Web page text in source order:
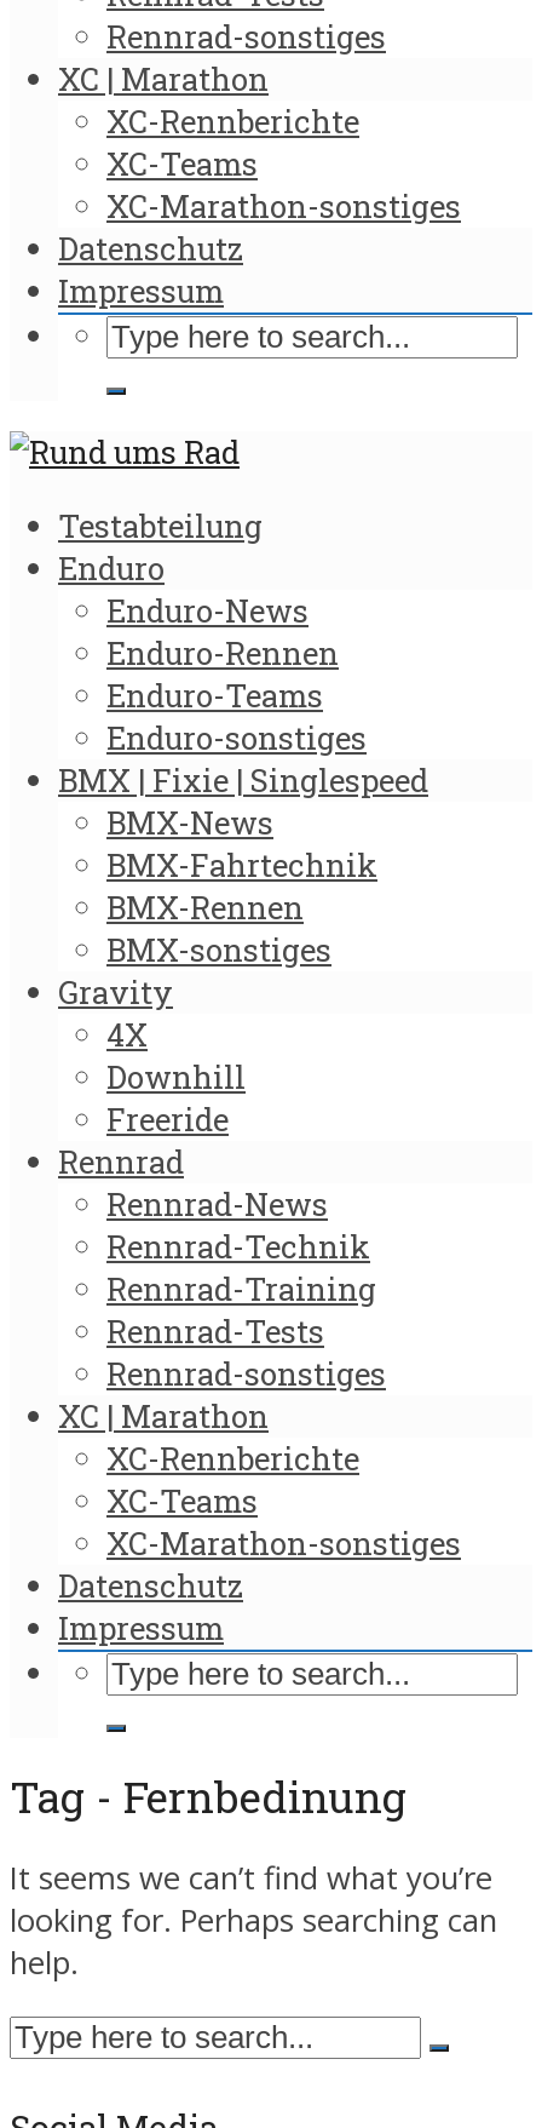
Rennrad-sonstiges
XC | Marathon
XC-Rennberichte
XC-Teams
XC-Marathon-sonstiges
Datenschutz
Impressum
Testabteilung
Enduro
Enduro-News
Enduro-Rennen
Enduro-Teams
Enduro-sonstiges
BMX | Fixie | Singlespeed
BMX-News
BMX-Fahrtechnik
BMX-Rennen
BMX-sonstiges
Gravity
4X
Downhill
Freeride
Rennrad
Rennrad-News
Rennrad-Technik
Rennrad-Training
Rennrad-Tests
Rennrad-sonstiges
XC | Marathon
XC-Rennberichte
XC-Teams
XC-Marathon-sonstiges
Datenschutz
Impressum
Tag - Fernbedinung
It seems we can’t find what you’re
looking for. Perhaps searching can
help.